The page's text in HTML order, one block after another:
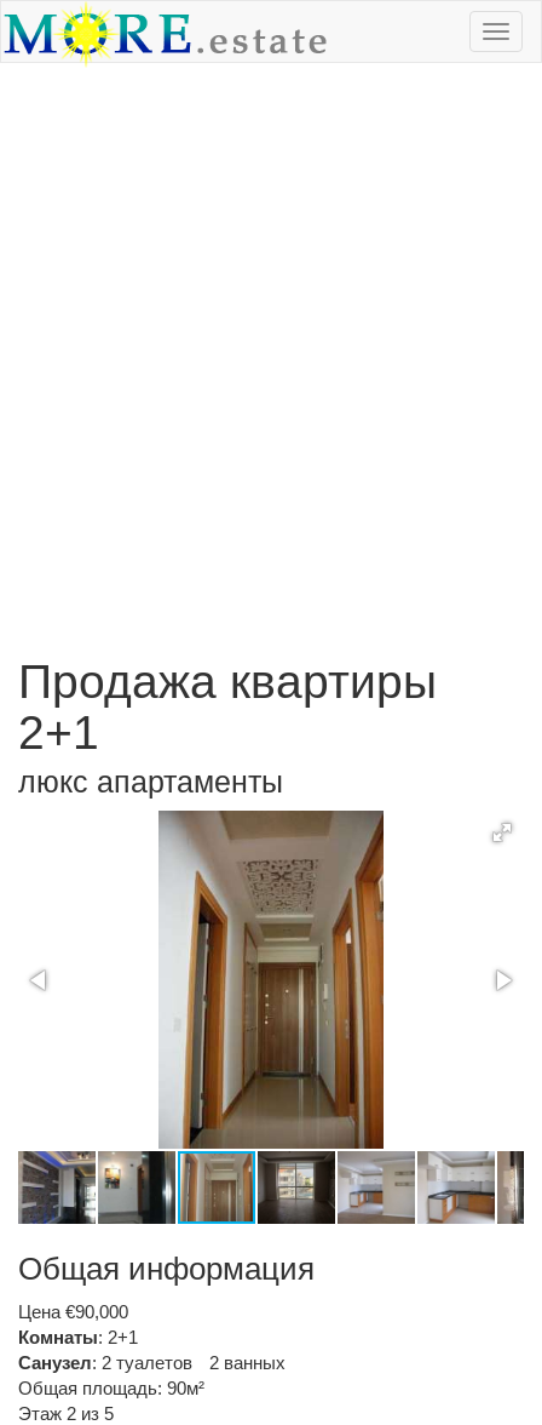
Продажа квартиры
2+1
люкс апартаменты
Общая информация
Цена €90,000
Комнаты: 2+1
Санузел: 2 туалетов
2 ванных
Общая площадь: 90м²
Этаж 2 из 5